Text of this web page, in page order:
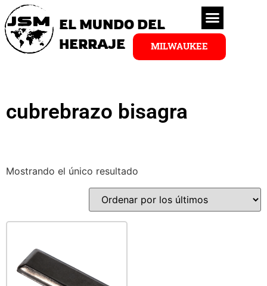
EL MUNDO DEL
HERRAJE
MILWAUKEE
cubrebrazo bisagra
Mostrando el único resultado